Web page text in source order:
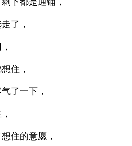
了，
住，
了一下，
住的意愿，